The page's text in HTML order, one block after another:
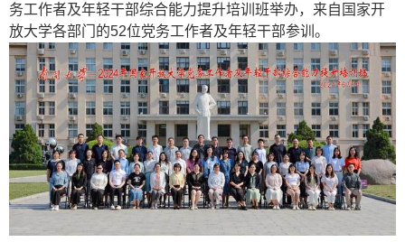
务工作者及年轻干部综合能力提升培训班举办，来自国家开
放大学各部门的52位党务工作者及年轻干部参训。